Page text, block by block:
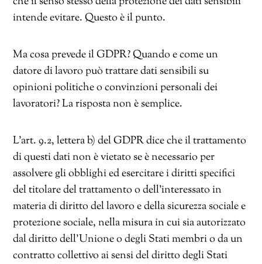
intende evitare. Questo è il punto.
Ma cosa prevede il GDPR? Quando e come un
datore di lavoro può trattare dati sensibili su
opinioni politiche o convinzioni personali dei
lavoratori? La risposta non è semplice.
L’art. 9.2, lettera b) del GDPR dice che il trattamento
di questi dati non è vietato se è necessario per
assolvere gli obblighi ed esercitare i diritti specifici
del titolare del trattamento o dell’interessato in
materia di diritto del lavoro e della sicurezza sociale e
protezione sociale, nella misura in cui sia autorizzato
dal diritto dell’Unione o degli Stati membri o da un
contratto collettivo ai sensi del diritto degli Stati